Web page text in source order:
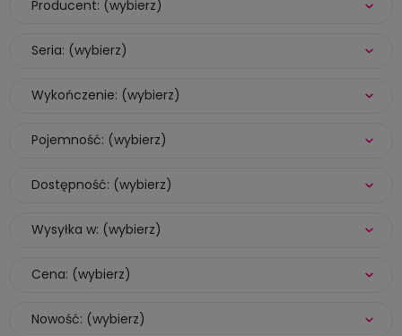
Producent: (wybierz)
Seria: (wybierz)
Wykończenie: (wybierz)
Pojemność: (wybierz)
Dostępność: (wybierz)
Wysyłka w: (wybierz)
Cena: (wybierz)
Nowość: (wybierz)